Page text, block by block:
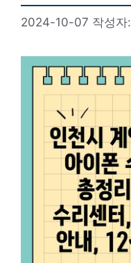
2024-10-07 작성자: